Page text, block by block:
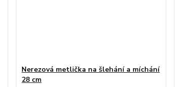
Nerezová metlička na šlehání a míchání
28 cm